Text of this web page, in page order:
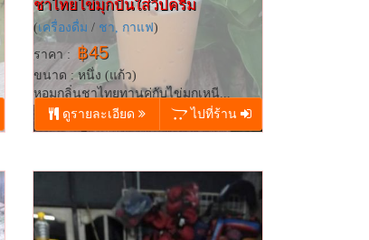
ชาไทยไข่มุกปั่นใส่วืปครีม
(เครื่องดื่ม / ชา, กาแฟ)
ราคา : ฿45
ขนาด : หนึ่ง (แก้ว)
หอมกลิ่นชาไทยทานคู่กับไข่มุกเหนี...
ดูรายละเอียด
ไปที่ร้าน